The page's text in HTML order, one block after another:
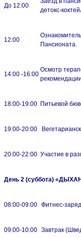
До 12:00
детокс-
12:00
Пансионата.
14:00 -16:00
Осмотр
18:00-19:00 Питьевой
19:00-20:00
20:00-22:00 Участие в
День 2 (суббота) «
08:00-09:00 Фитнес-
09:00-10:00 Завтрак